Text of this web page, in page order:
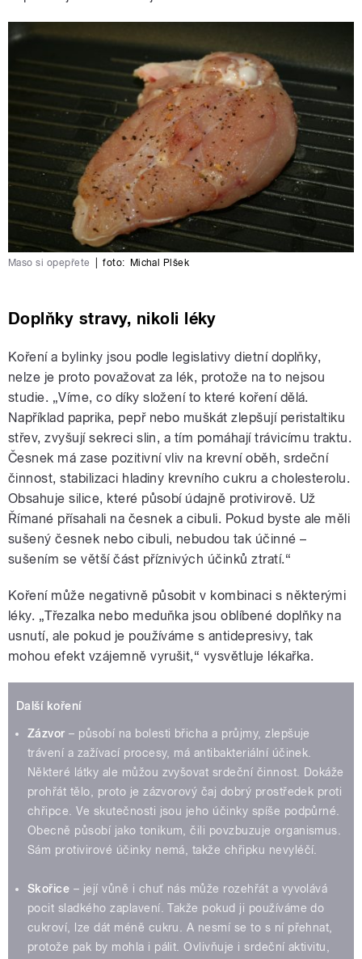
Maso si opepřete foto: Michal Plšek
Doplňky stravy, nikoli léky
Koření a bylinky jsou podle legislativy dietní doplňky,
nelze je proto považovat za lék, protože na to nejsou
studie. „Víme, co díky složení to které koření dělá.
Například paprika, pepř nebo muškát zlepšují peristaltiku
střev, zvyšují sekreci slin, a tím pomáhají trávicímu traktu.
Česnek má zase pozitivní vliv na krevní oběh, srdeční
činnost, stabilizaci hladiny krevního cukru a cholesterolu.
Obsahuje silice, které působí údajně protivirově. Už
Římané přísahali na česnek a cibuli. Pokud byste ale měli
sušený česnek nebo cibuli, nebudou tak účinné –
sušením se větší část příznivých účinků ztratí.“
Koření může negativně působit v kombinaci s některými
léky. „Třezalka nebo meduňka jsou oblíbené doplňky na
usnutí, ale pokud je používáme s antidepresivy, tak
mohou efekt vzájemně vyrušit,“ vysvětluje lékařka.
Další koření
Zázvor – působí na bolesti břicha a průjmy, zlepšuje
trávení a zažívací procesy, má antibakteriální účinek.
Některé látky ale můžou zvyšovat srdeční činnost. Dokáže
prohřát tělo, proto je zázvorový čaj dobrý prostředek proti
chřipce. Ve skutečnosti jsou jeho účinky spíše podpůrné.
Obecně působí jako tonikum, čili povzbuzuje organismus.
Sám protivirové účinky nemá, takže chřipku nevyléčí.
Skořice – její vůně i chuť nás může rozehřát a vyvolává
pocit sladkého zaplavení. Takže pokud ji používáme do
cukroví, lze dát méně cukru. A nesmí se to s ní přehnat,
protože pak by mohla i pálit. Ovlivňuje i srdeční aktivitu,